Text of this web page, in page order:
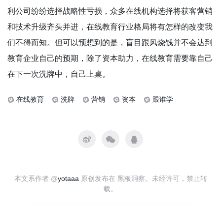
利公司纷纷选择战略性亏损，众多在线机构选择将获客营销
和技术升级齐头并进，在线教育行业格局将有怎样的改变我
们不得而知。但可以预想到的是，盲目跟风烧钱并不会达到
教育企业自己的预期，除了资本助力，在线教育需要靠自己
在下一次洗牌中，自己上桌。
在线教育 洗牌 营销 资本 跟谁学
本文系作者 @yotaaa 原创发布在 黑板洞察。未经许可，禁止转
载。